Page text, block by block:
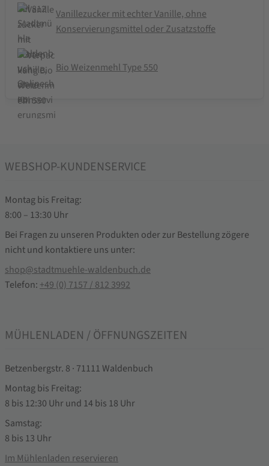
Vanillezucker mit echter Vanille, ohne
Konservierungsmittel oder Zusatzstoffe
Bio Weizenmehl Type 550
WEBSHOP-KUNDENSERVICE
Montag bis Freitag:
8:00 – 13:30 Uhr
Bei Fragen zu unseren Produkten oder zur Bestellung zögere
nicht und kontaktiere uns unter:
shop@stadtmuehle-waldenbuch.de
Telefon: +49 (0) 7157 / 812 3992
MÜHLENLADEN / ÖFFNUNGSZEITEN
Betzenbergstr. 8 · 71111 Waldenbuch
Montag bis Freitag:
8 bis 12:30 Uhr und 14 bis 18 Uhr
Samstag:
8 bis 13 Uhr
Im Mühlenladen reservieren